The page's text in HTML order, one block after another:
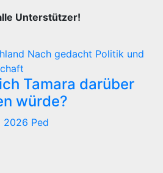
Unterstützer!
Nach gedacht Politik und
Tamara darüber
würde?
2026 Ped